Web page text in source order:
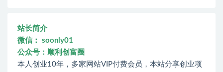
站长简介
微信： soonly01
公众号：顺利创富圈
本人创业10年，多家网站VIP付费会员，本站分享创业项